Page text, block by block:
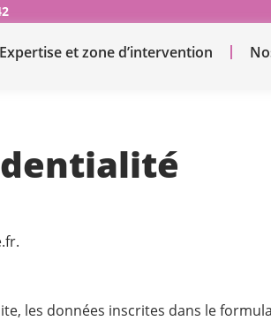
Expertise et zone d’intervention
les données inscrites dans le